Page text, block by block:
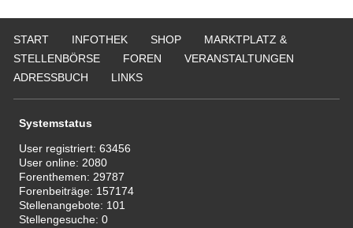
START INFOTHEK SHOP
MARKTPLATZ &
STELLENBÖRSE
FOREN
VERANSTALTUNGEN
ADRESSBUCH
LINKS
Systemstatus
User registriert:63456
User online: 2080
Forenthemen: 29787
Forenbeiträge: 157174
Stellenangebote: 101
Stellengesuche:0